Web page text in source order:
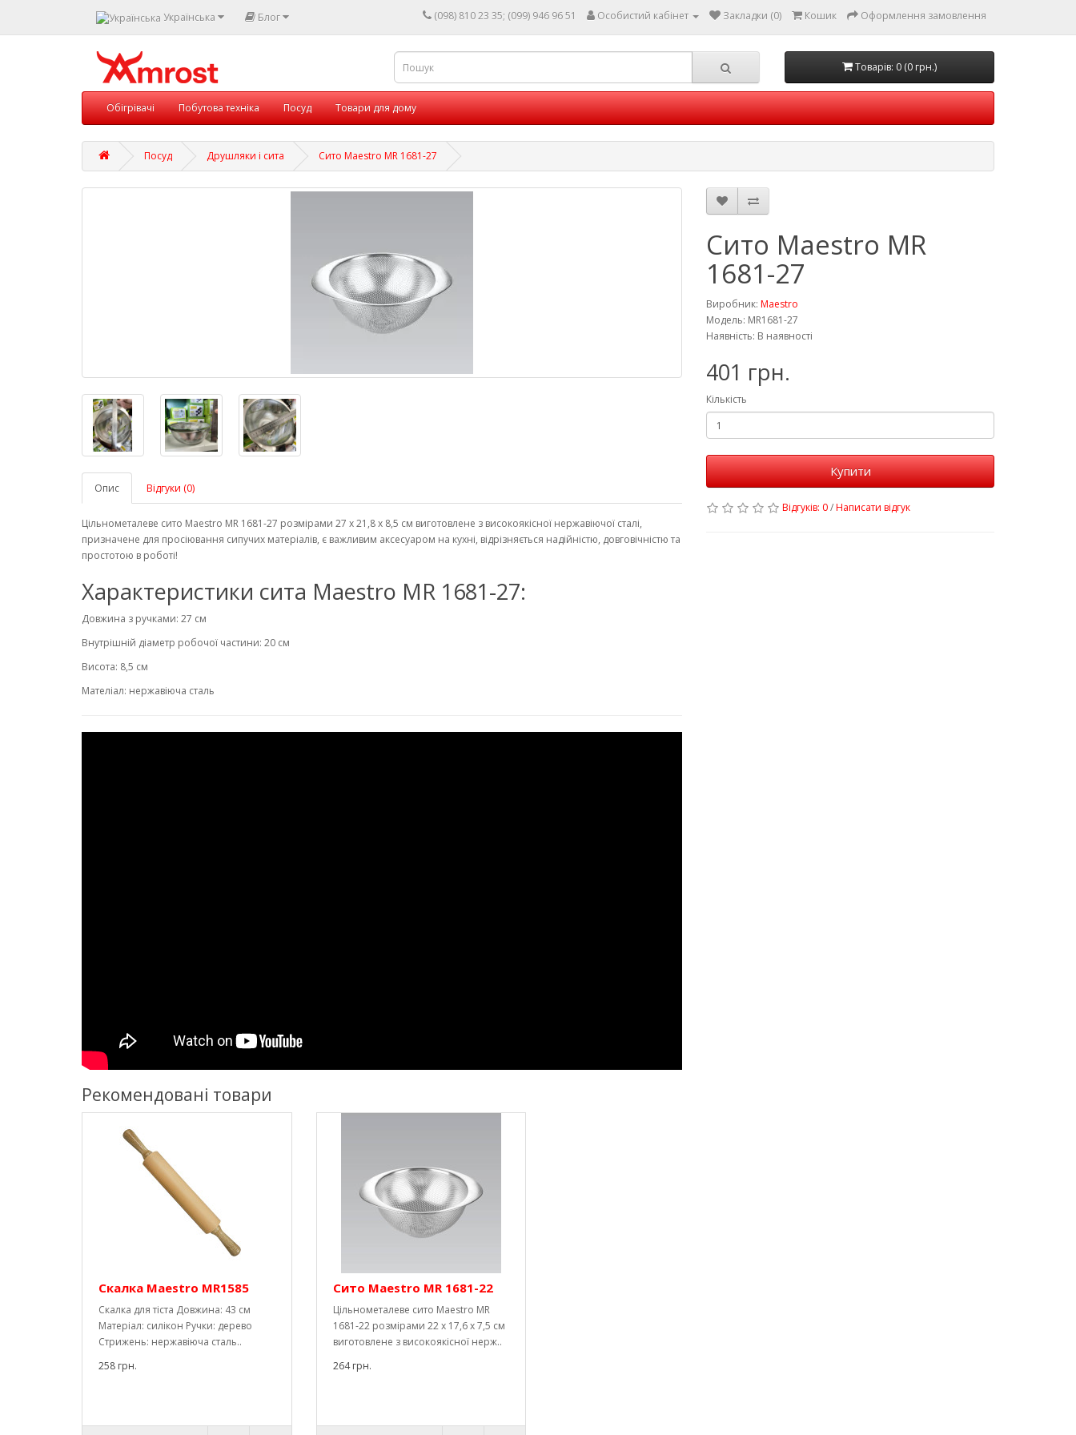
Українська Блог (098) 810 23 35; (099) 946 96 51 Особистий кабінет Закладки (0) Кошик Оформлення замовлення
Товарів: 0 (0 грн.)
Обігрівачі Побутова техніка Посуд Товари для дому
Посуд Друшляки і сита Сито Maestro MR 1681-27
Опис Відгуки (0)
Цільнометалеве сито Maestro MR 1681-27 розмірами 27 х 21,8 х 8,5 см виготовлене з високоякісної нержавіючої сталі,
призначене для просіювання сипучих матеріалів, є важливим аксесуаром на кухні, відрізняється надійністю, довговічністю та
простотою в роботі!
Характеристики сита Maestro MR 1681-27:
Довжина з ручками: 27 см
Внутрішній діаметр робочої частини: 20 см
Висота: 8,5 см
Мателіал: нержавіюча сталь
Сито Maestro MR
1681-27
Виробник: Maestro
Модель: MR1681-27
Наявність: В наявності
401 грн.
Кількість
Купити
Відгуків: 0/Написати відгук
Рекомендовані товари
Скалка Maestro MR1585
Скалка для тіста Довжина: 43 см
Матеріал: силікон Ручки: дерево
Стрижень: нержавіюча сталь..
258 грн.
Сито Maestro MR 1681-22
Цільнометалеве сито Maestro MR
1681-22 розмірами 22 х 17,6 х 7,5 см
виготовлене з високоякісної нерж..
264 грн.